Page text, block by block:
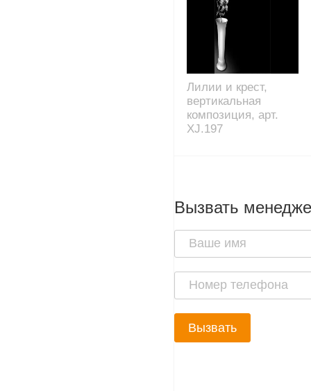
Лилии и крест,
вертикальная
композиция, арт.
XJ.197
Вызвать
Вызвать